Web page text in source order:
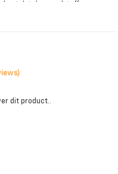
dat de grondstoffen
geschikt als afwerking
hout, PVC , tegels of
Verder hebben alle MDF
geschroefd, als vast gekit
Deze Hightack kit
Kit.
leveren. Vaak zelfs al de
dit product..